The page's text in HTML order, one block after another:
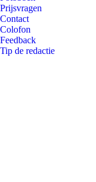
Prijsvragen
Contact
Colofon
Feedback
Tip de redactie